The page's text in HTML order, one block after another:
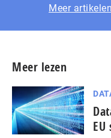
Meer artikelen
Meer lezen